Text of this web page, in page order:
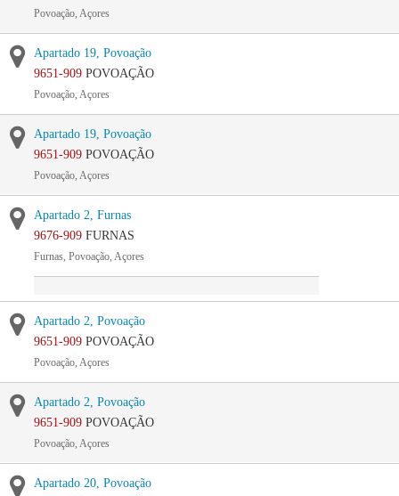
Povoação, Açores
Apartado 19, Povoação
9651-909 POVOAÇÃO
Povoação, Açores
Apartado 19, Povoação
9651-909 POVOAÇÃO
Povoação, Açores
Apartado 2, Furnas
9676-909 FURNAS
Furnas, Povoação, Açores
Apartado 2, Povoação
9651-909 POVOAÇÃO
Povoação, Açores
Apartado 2, Povoação
9651-909 POVOAÇÃO
Povoação, Açores
Apartado 20, Povoação